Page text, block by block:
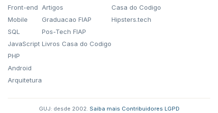
Front-end
Mobile
SQL
JavaScript
PHP
Android
Arquitetura
Artigos
Graduacao FIAP
Pos-Tech FIAP
Livros Casa do Codigo
Casa do Codigo
Hipsters.tech
GUJ: desde 2002. Saiba mais Contribuidores LGPD